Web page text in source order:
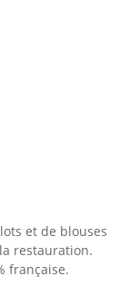
et de blouses
restauration.
française.